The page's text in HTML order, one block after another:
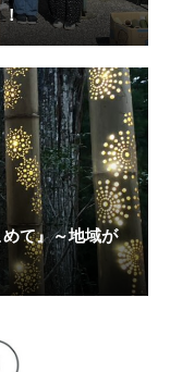
！
て』～地域が